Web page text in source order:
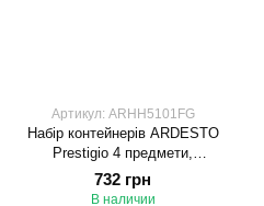
Артикул: ARHH5101FG
Набір контейнерів ARDESTO
Prestigio 4 предмети,
38.5x13.5x9cm/12x12x8.5см,
фетр, сірий
732 грн
В наличии